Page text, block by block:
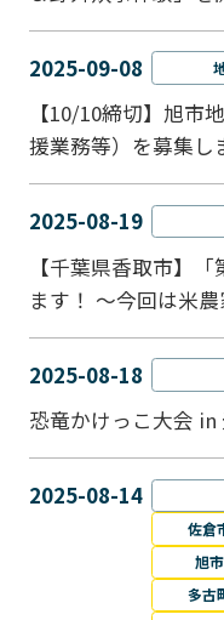
2025-09-08
【10/10締切】旭市
援業務等）を募集し
2025-08-19
【千葉県香取市】
ます！ ～今回は米
2025-08-18
恐竜かけっこ大会 in
2025-08-14
佐倉
旭市
多古